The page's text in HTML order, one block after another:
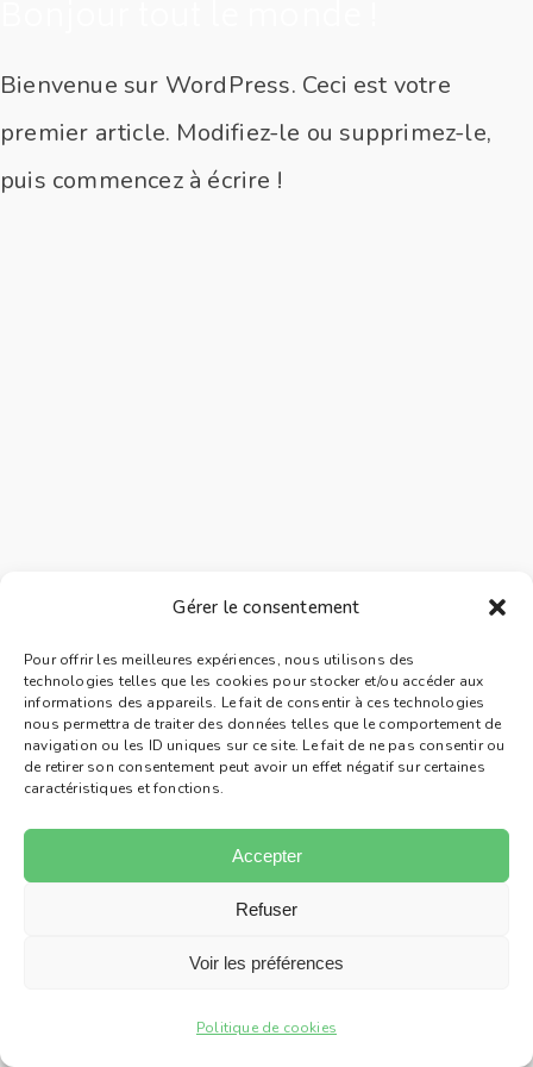
Gérer le consentement
Pour offrir les meilleures expériences, nous utilisons des
technologies telles que les cookies pour stocker et/ou accéder aux
informations des appareils. Le fait de consentir à ces technologies
nous permettra de traiter des données telles que le comportement de
navigation ou les ID uniques sur ce site. Le fait de ne pas consentir ou
de retirer son consentement peut avoir un effet négatif sur certaines
caractéristiques et fonctions.
Accepter
Refuser
Voir les préférences
Politique de cookies
Bienvenue sur WordPress. Ceci est votre
premier article. Modifiez-le ou supprimez-le,
puis commencez à écrire !